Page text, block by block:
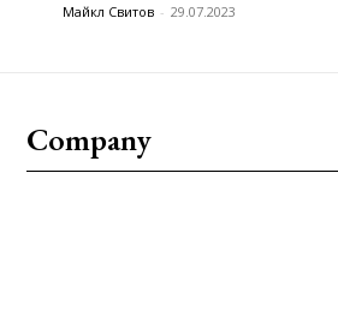
Майкл Свитов - 29.07.2023
Company